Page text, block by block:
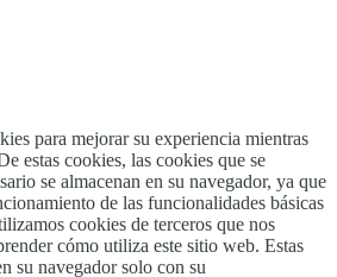
para mejorar su experiencia mientras
estas cookies, las cookies que se
se almacenan en su navegador, ya que
de las funcionalidades básicas
cookies de terceros que nos
cómo utiliza este sitio web. Estas
su navegador solo con su